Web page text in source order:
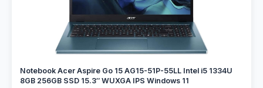
Notebook Acer Aspire Go 15 AG15-51P-55LL Intel i5 1334U
8GB 256GB SSD 15.3″ WUXGA IPS Windows 11